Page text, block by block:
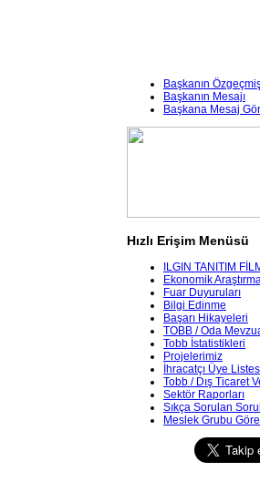
Başkanın
Başkanın Mesajı
Başkana Mesaj
Hızlı Erişim Menüsü
ILGIN TANITIM
Ekonomik
Fuar Duyuruları
Bilgi Edinme
Başarı Hikayeleri
TOBB / Oda
Tobb İstatistikleri
Projelerimiz
İhracatçı Üye
Tobb / Dış Ticaret
Sektör Raporları
Sıkça Sorulan
Meslek Grubu